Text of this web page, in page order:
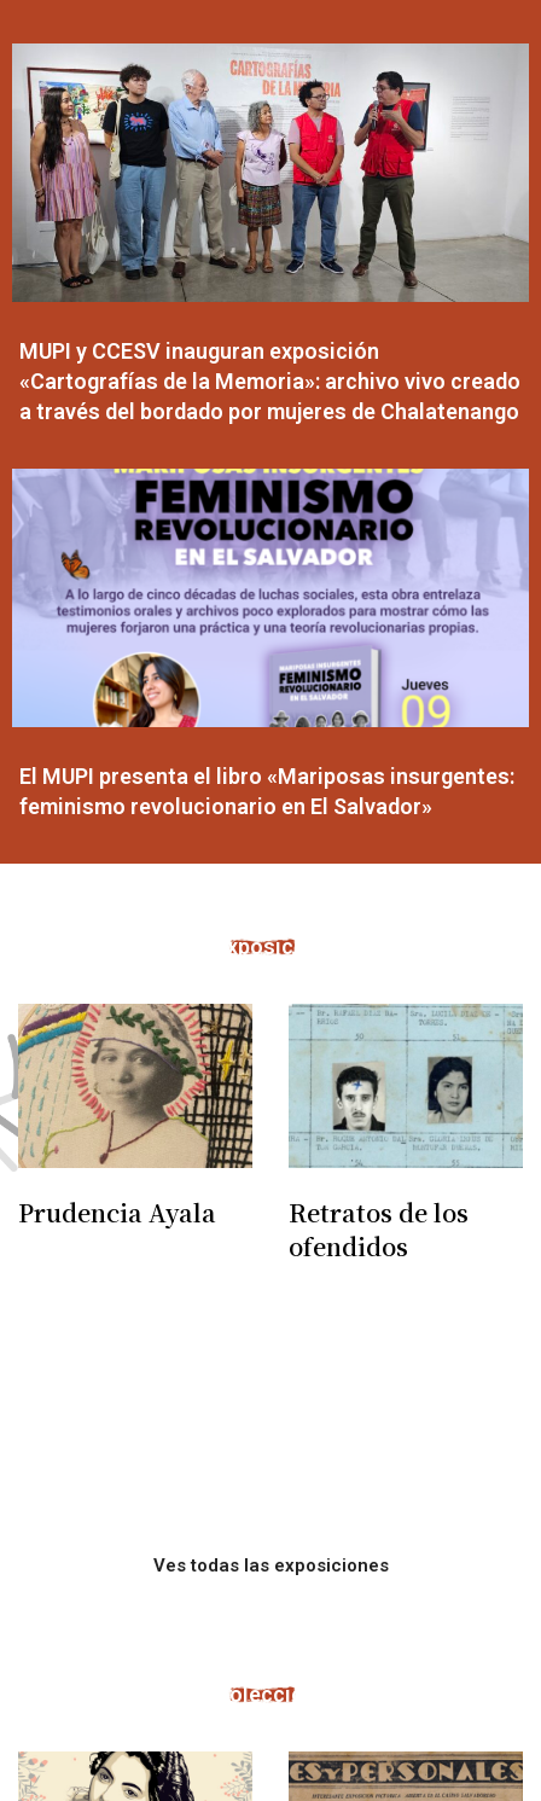
MUPI y CCESV inauguran exposición
«Cartografías de la Memoria»: archivo vivo creado
a través del bordado por mujeres de Chalatenango
El MUPI presenta el libro «Mariposas insurgentes:
feminismo revolucionario en El Salvador»
Exposiciones
Prudencia Ayala
Retratos de los
ofendidos
Suárez: memoria
Ves todas las exposiciones
Colecciones